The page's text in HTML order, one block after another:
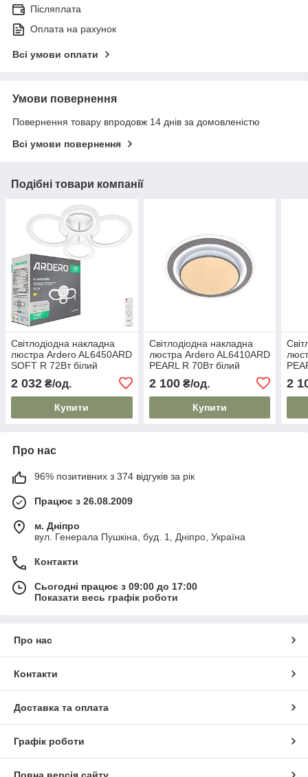
Післяплата
Оплата на рахунок
Всі умови оплати
Умови повернення
Повернення товару впродовж 14 днів за домовленістю
Всі умови повернення
Подібні товари компанії
Світлодіодна накладна
люстра Ardero AL6450ARD
SOFT R 72Вт білий
2 032 ₴/од.
Купити
Світлодіодна накладна
люстра Ardero AL6410ARD
PEARL R 70Вт білий
2 100₴/од.
Купити
2
Про нас
96% позитивних з 374 відгуків за рік
Працює з 26.08.2009
м. Дніпро
вул. Генерала Пушкіна, буд. 1, Дніпро, Україна
Контакти
Сьогодні працює з 09:00 до 17:00
Показати весь графік роботи
Про нас
Контакти
Доставка та оплата
Графік роботи